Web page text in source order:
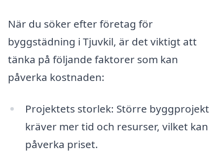
När du söker efter företag för
byggstädning i Tjuvkil, är det viktigt att
tänka på följande faktorer som kan
påverka kostnaden:
Projektets storlek: Större byggprojekt
kräver mer tid och resurser, vilket kan
påverka priset.